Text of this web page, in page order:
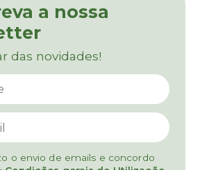
a nossa
das novidades!
o envio de emails e concordo